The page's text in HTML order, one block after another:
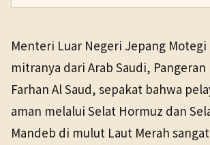
TANGGAL SUMBER
3 Apr 2026
Pranala sumber asli tidak lagi tersedia.
Menteri Luar Negeri Jepang
mitranya dari Arab Saudi, Pangeran
Farhan Al Saud, sepakat bahwa
aman melalui Selat Hormuz dan
Mandeb di mulut Laut Merah